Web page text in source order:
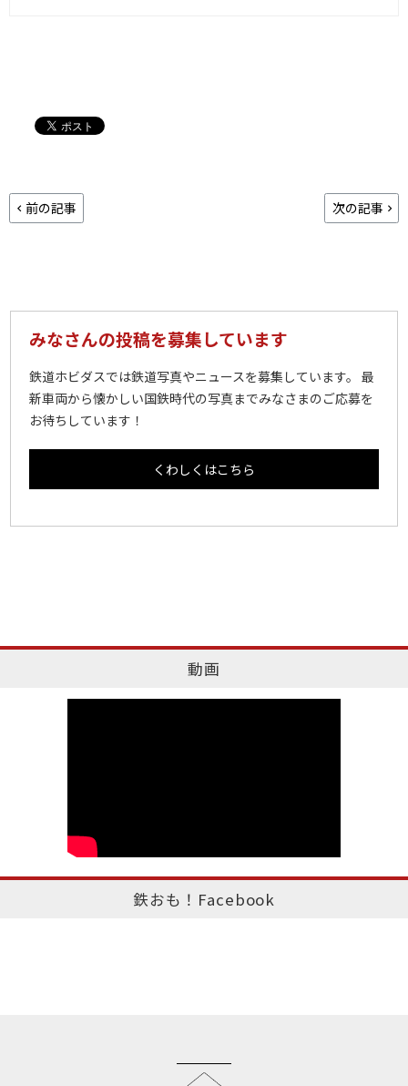
前の記事 次の記事
みなさんの投稿を募集しています
鉄道ホビダスでは鉄道写真やニュースを募集しています。 最
新車両から懐かしい国鉄時代の写真までみなさまのご応募を
お待ちしています！
くわしくはこちら
動画
鉄おも！Facebook